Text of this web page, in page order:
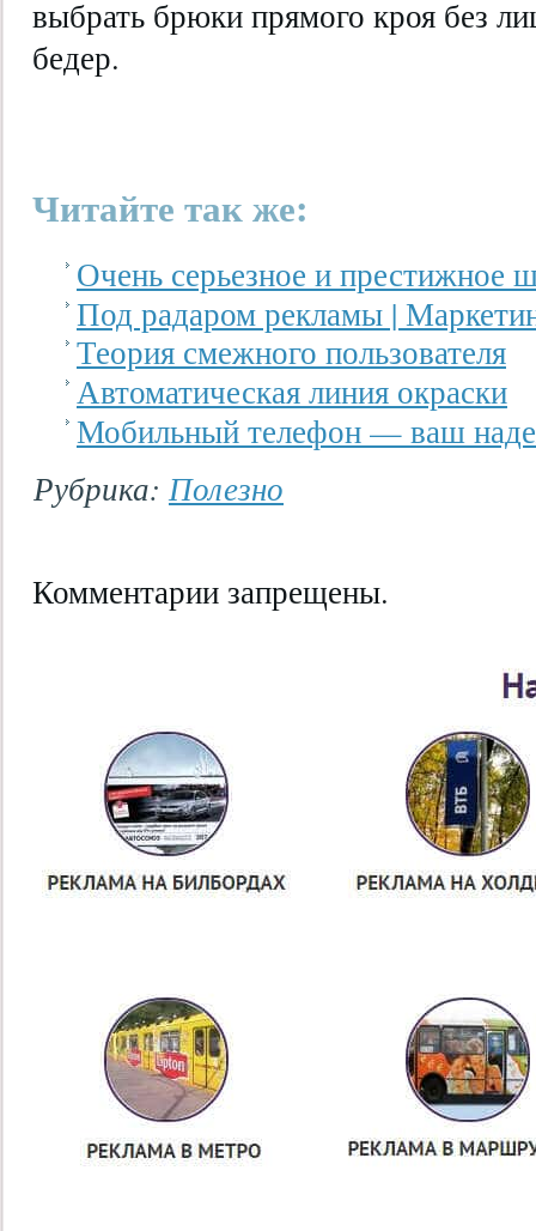
выбрать брюки прямого кроя без
бедер.
Читайте так же:
Очень серьезное и престижное
Под радаром рекламы |
Теория смежного пользователя
Автоматическая линия окраски
Мобильный телефон — ваш
Рубрика:Полезно
Комментарии запрещены.